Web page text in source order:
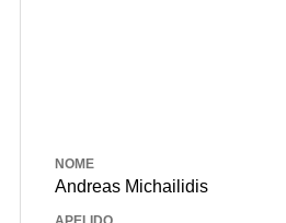
NOME
Andreas Michailidis